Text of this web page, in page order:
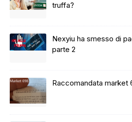
truffa?
Nexyiu ha smesso di
parte 2
Raccomandata market